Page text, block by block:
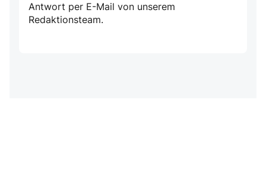
Antwort per E-Mail von unserem
Redaktionsteam.